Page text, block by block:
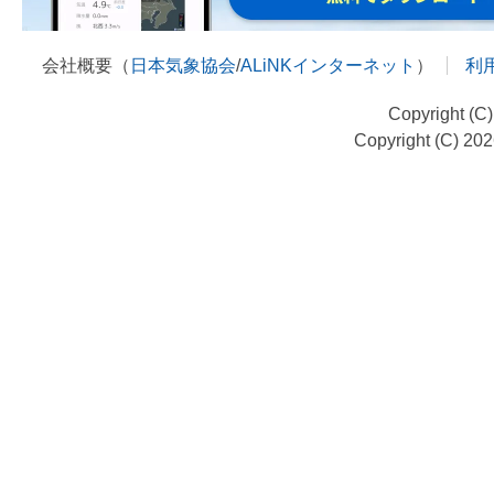
会社概要（ 日本気象協会/ALiNKインターネット ） 利
Copyright
Copyright (C)